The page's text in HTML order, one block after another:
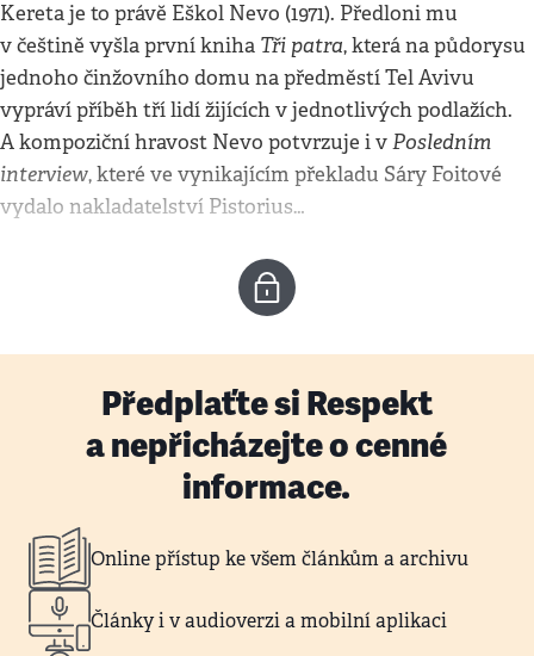
Kereta je to právě Eškol Nevo (1971). Předloni mu
v češtině vyšla první kniha Tři patra, která na půdorysu
jednoho činžovního domu na předměstí Tel Avivu
vypráví příběh tří lidí žijících v jednotlivých podlažích.
A kompoziční hravost Nevo potvrzuje i vPosledním
interview, které ve vynikajícím překladu Sáry Foitové
vydalo nakladatelství Pistorius…
Předplaťte si Respekt
a nepřicházejte o cenné
informace.
Online přístup ke všem článkům a archivu
Články i v audioverzi a mobilní aplikaci